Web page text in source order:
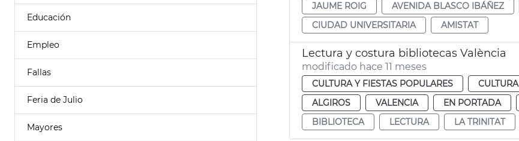
Educación
Empleo
Fallas
Feria de Julio
Mayores
JAUME ROIG
AVENIDA BLASCO IBÁÑEZ
CIUDAD UNIVERSITARIA
AMISTAT
Lectura y costura bibliotecas València
modificado hace 11 meses
CULTURA Y FIESTAS POPULARES CULTURA
ALGIROS
VALENCIA EN PORTADA
BIBLIOTECA
LECTURA LA TRINITAT